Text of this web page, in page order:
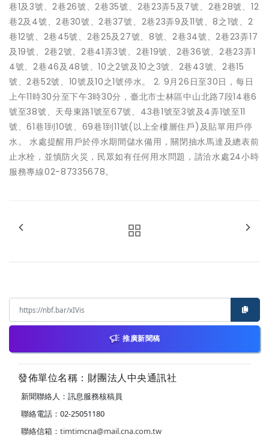
巷1及3號、2巷26號、2巷35號、2巷23弄5及7號、2巷28號、12
巷2及4號、2巷30號、2巷37號、2巷23弄9及11號、8之1號、2
巷12號、2巷45號、2巷25及27號、8號、2巷34號、2巷23弄17
及19號、2巷2號、2巷41弄3號、2巷19號、2巷36號、2巷23弄1
4號、2巷46及48號、10之2號及10之3號、2巷43號、2巷15
號、2巷52號、10號及10之1號停水。 2. 9月26日至30日，每日
上午11時30分至下午3時30分，臺北市士林區中山北路7段14巷6
號至38號、天母東路1號至67號、43巷1號至3號及4弄1號至11
號、61巷1到10號、69巷1到11號(以上全樓層住戶)及貼單用戶停
水。 水處提醒用戶於停水期間儲水備用，關閉抽水馬達及總表前
止水栓，並慎防火災，民眾如有任何用水問題，請洽水處24小時
服務專線02-87335678。
推廣新聞稿
發佈單位名稱：財團法人中央通訊社
新聞聯絡人：訊息服務核稿員
聯絡電話：02-25051180
聯絡信箱： timtimcna@mail.cna.com.tw